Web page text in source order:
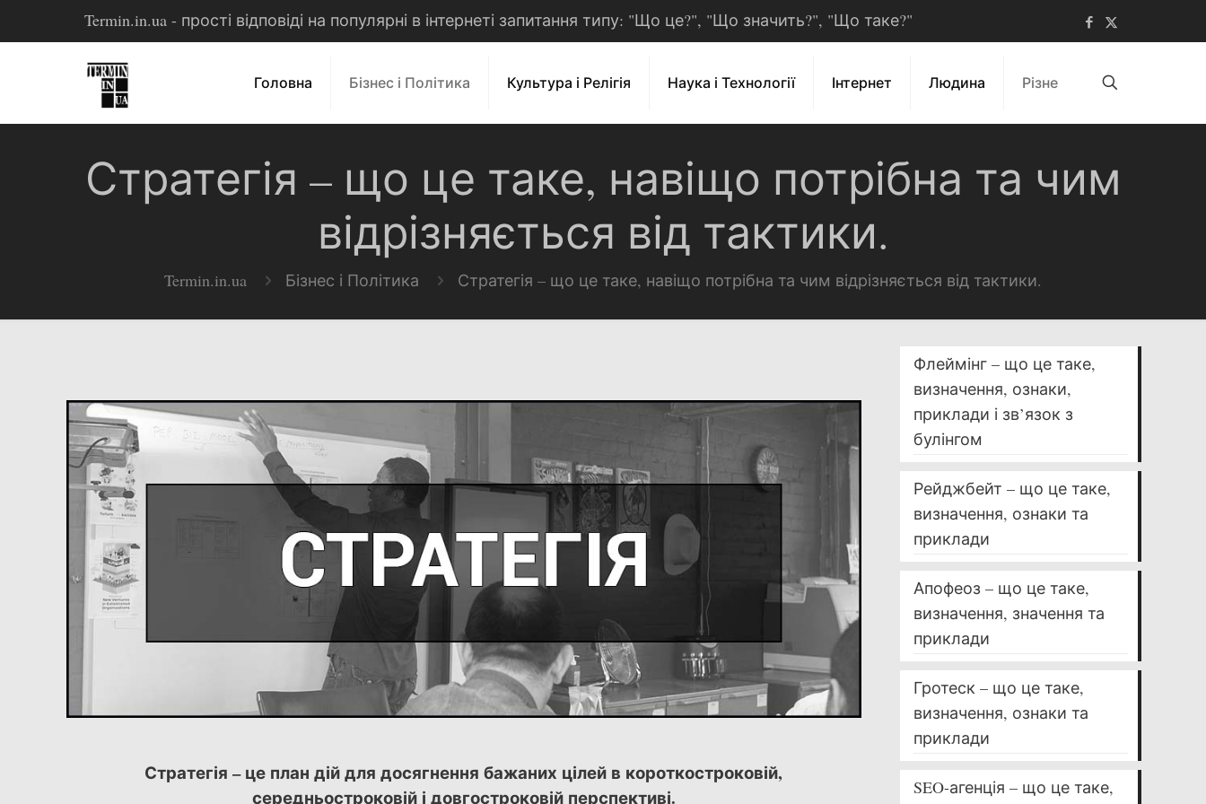
Termin.in.ua - прості відповіді на популярні в інтернеті запитання типу: "Що це?", "Що значить?", "Що таке?"
Головна Бізнес і Політика Культура і Релігія Наука і Технології Інтернет Людина Різне
Стратегія – що це таке, навіщо потрібна та чим
відрізняється від тактики.
Termin.in.ua Бізнес і Політика Стратегія – що це таке, навіщо потрібна та чим відрізняється від тактики.
Стратегія – це план дій для досягнення бажаних цілей в короткостроковій,
середньостроковій і довгостроковій перспективі.
Флеймінг – що це таке,
визначення, ознаки,
приклади і зв’язок з
булінгом
Рейджбейт – що це таке,
визначення, ознаки та
приклади
Апофеоз – що це таке,
визначення, значення та
приклади
Гротеск – що це таке,
визначення, ознаки та
приклади
SEO-агенція – що це таке,